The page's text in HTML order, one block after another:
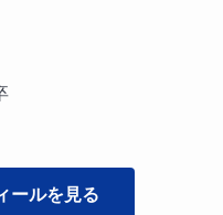
ールを見る